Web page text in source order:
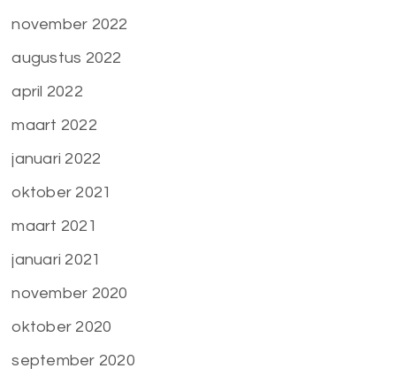
november 2022
augustus 2022
april 2022
maart 2022
januari 2022
oktober 2021
maart 2021
januari 2021
november 2020
oktober 2020
september 2020